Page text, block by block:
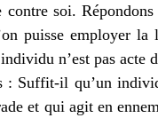
soi.
puisse employer
n’est pas acte
: Suffit-il qu’un
et qui agit en